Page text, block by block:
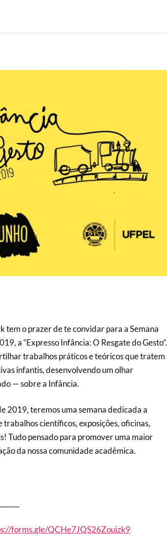
o prazer de te convidar para a Semana
a “Expresso Infância: O Resgate do Gesto”.
trabalhos práticos e teóricos que tratem
infantis, desenvolvendo um olhar
— sobre a Infância.
2019, teremos uma semana dedicada a
científicos, exposições, oficinas,
Tudo pensado para promover uma maior
da nossa comunidade acadêmica.
forms.gle/QCHe7JQS26Zouizk9